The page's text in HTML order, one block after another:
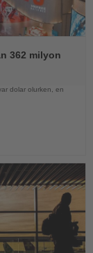
362 milyon
dolar olurken, en